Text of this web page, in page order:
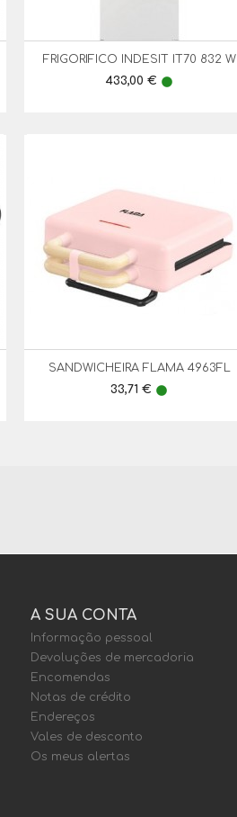
FRIGORIFICO INDESIT IT70 832 W
Preço
433,00 € lens
Vista Rápida
SANDWICHEIRA FLAMA 4963FL
Preço
33,71 € lens
Vista Rápida
A SUA CONTA
Informação pessoal
Devoluções de mercadoria
Encomendas
Notas de crédito
Endereços
Vales de desconto
Os meus alertas